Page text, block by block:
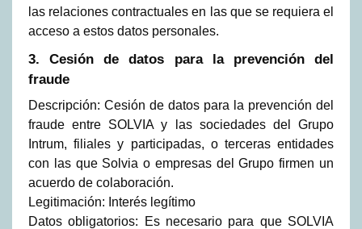
las relaciones contractuales en las que se requiera el
acceso a estos datos personales.
3. Cesión de datos para la prevención del
fraude
Descripción: Cesión de datos para la prevención del
fraude entre SOLVIA y las sociedades del Grupo
Intrum, filiales y participadas, o terceras entidades
con las que Solvia o empresas del Grupo firmen un
acuerdo de colaboración.
Legitimación: Interés legítimo
Datos obligatorios: Es necesario para que SOLVIA